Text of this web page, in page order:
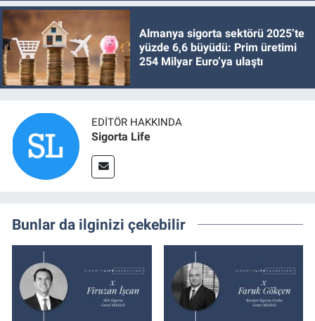
Almanya sigorta sektörü 2025’te
yüzde 6,6 büyüdü: Prim üretimi
254 Milyar Euro’ya ulaştı
EDITÖR HAKKINDA
Sigorta Life
Bunlar da ilginizi çekebilir